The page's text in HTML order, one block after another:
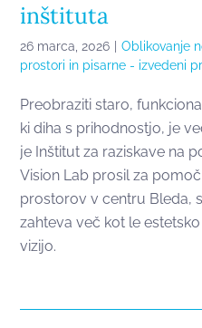
inštituta
26 marca, 2026 Oblikovanje
prostori in pisarne - izvedeni
Preobraziti staro,
ki diha s prihodnostjo, je
je Inštitut za raziskave na
Vision Lab prosil za
prostorov v centru Bleda,
zahteva več kot le
vizijo.